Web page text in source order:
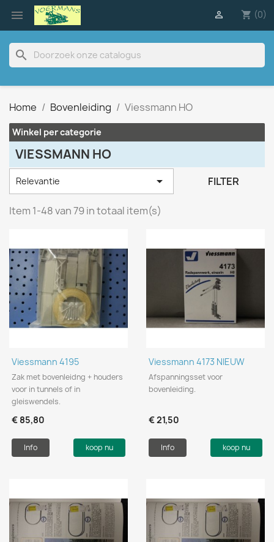
 shopping_cart (0)

search
Home Bovenleiding Viessmann HO
Winkel per categorie
VIESSMANN HO
Relevantie  FILTER
Item 1-48 van 79 in totaal item(s)
Viessmann 4195
Zak met bovenleidng + houders
voor in tunnels of in
gleiswendels.
€ 85,80
Info koop nu
Viessmann 4173 NIEUW
Afspanningsset voor
bovenleiding.
€ 21,50
Info koop nu